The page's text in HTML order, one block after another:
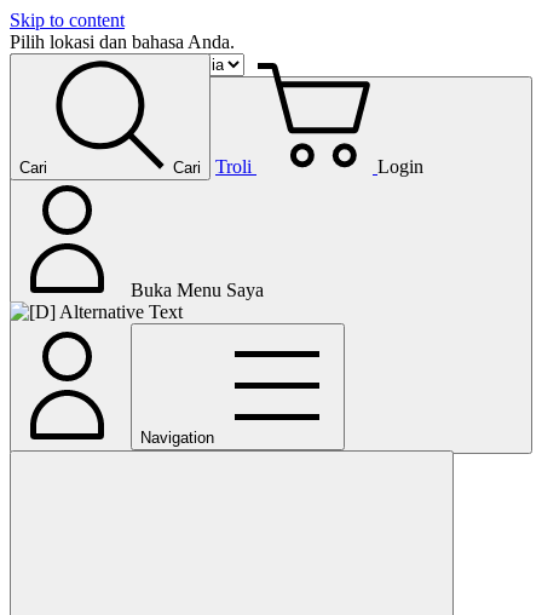
Skip to content
Pilih lokasi dan bahasa Anda.
Cari Cari Troli Login
Buka Menu Saya
Navigation